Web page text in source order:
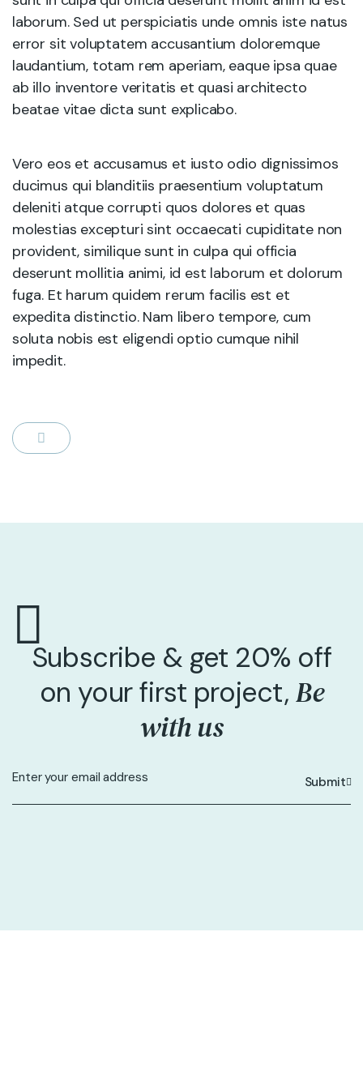
laborum. Sed ut perspiciatis unde omnis iste natus
error sit voluptatem accusantium doloremque
laudantium, totam rem aperiam, eaque ipsa quae
ab illo inventore veritatis et quasi architecto
beatae vitae dicta sunt explicabo.
Vero eos et accusamus et iusto odio dignissimos
ducimus qui blanditiis praesentium voluptatum
deleniti atque corrupti quos dolores et quas
molestias excepturi sint occaecati cupiditate non
provident, similique sunt in culpa qui officia
deserunt mollitia animi, id est laborum et dolorum
fuga. Et harum quidem rerum facilis est et
expedita distinctio. Nam libero tempore, cum
soluta nobis est eligendi optio cumque nihil
impedit.
Subscribe & get 20% off
on your first project,Be
with us
Submit